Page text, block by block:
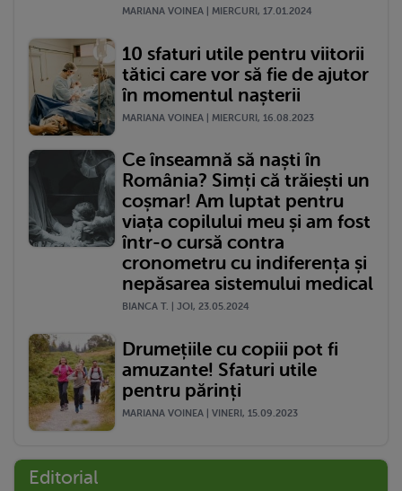
MARIANA VOINEA | MIERCURI, 17.01.2024
10 sfaturi utile pentru viitorii
tătici care vor să fie de ajutor
în momentul nașterii
MARIANA VOINEA | MIERCURI, 16.08.2023
Ce înseamnă să naști în
România? Simți că trăiești un
coșmar! Am luptat pentru
viața copilului meu și am fost
într-o cursă contra
cronometru cu indiferența și
nepăsarea sistemului medical
BIANCA T. | JOI, 23.05.2024
Drumețiile cu copiii pot fi
amuzante! Sfaturi utile
pentru părinți
MARIANA VOINEA | VINERI, 15.09.2023
Editorial